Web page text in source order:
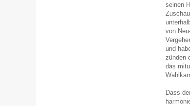
seinen
von
und
zünden
das
Dass